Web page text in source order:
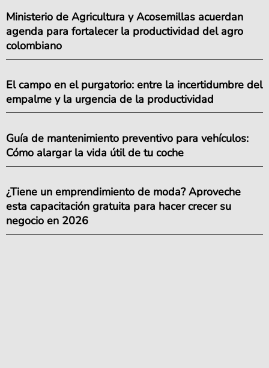
Ministerio de Agricultura y Acosemillas acuerdan
agenda para fortalecer la productividad del agro
colombiano
El campo en el purgatorio: entre la incertidumbre del
empalme y la urgencia de la productividad
Guía de mantenimiento preventivo para vehículos:
Cómo alargar la vida útil de tu coche
¿Tiene un emprendimiento de moda? Aproveche
esta capacitación gratuita para hacer crecer su
negocio en 2026